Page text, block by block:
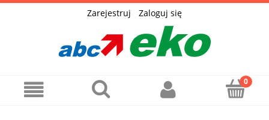
Zarejestruj Zaloguj się